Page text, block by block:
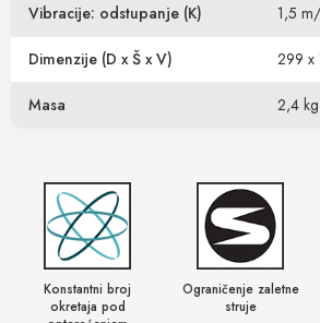
Konstantni broj
okretaja pod
Ograničenje zaletne
struje
Vibracije: odstupanje (K) 1,5
Dimenzije (D x Š x V) 299 x
Masa 2,4 kg